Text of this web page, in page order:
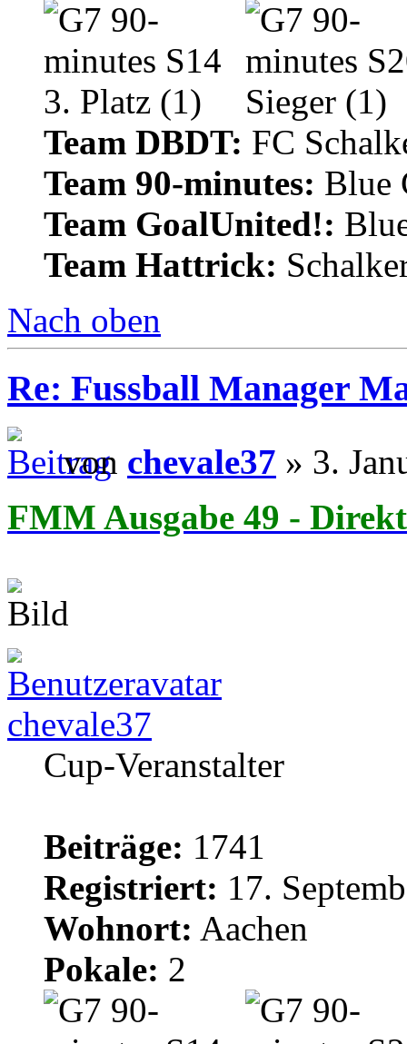
Team DBDT: FC
Team 90-minutes: Blue
Team GoalUnited!:
Team Hattrick:
Nach oben
Re: Fussball Manager
von chevale37 » 3.
FMM Ausgabe 49 -
chevale37
Cup-Veranstalter
Beiträge: 1741
Registriert: 17.
Wohnort: Aachen
Pokale: 2